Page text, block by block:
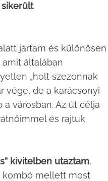
sikerült
jártam és különösen
általában
„holt szezonnak
vége, de a karácsonyi
városban. Az út célja
és rajtuk
kivitelben utaztam,
kombó mellett most